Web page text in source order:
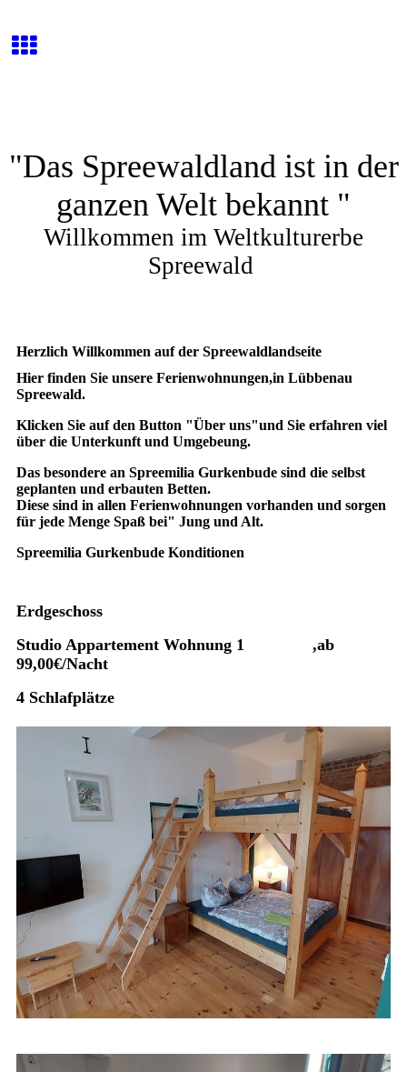
"Das Spreewaldland ist in der
ganzen Welt bekannt "
Willkommen im Weltkulturerbe
Spreewald
Herzlich Willkommen auf der Spreewaldlandseite
Hier finden Sie unsere Ferienwohnungen,in Lübbenau
Spreewald.
Klicken Sie auf den Button "Über uns"und Sie erfahren viel
über die Unterkunft und Umgebeung.
Das besondere an Spreemilia Gurkenbude sind die selbst
geplanten und erbauten Betten.
Diese sind in allen Ferienwohnungen vorhanden und sorgen
für jede Menge Spaß bei" Jung und Alt.
Spreemilia Gurkenbude Konditionen
Erdgeschoss
Studio Appartement Wohnung 1 ,ab
99,00€/Nacht
4 Schlafplätze